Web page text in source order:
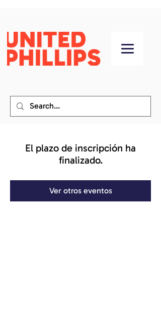
El plazo de inscripción ha
finalizado.
Ver otros eventos